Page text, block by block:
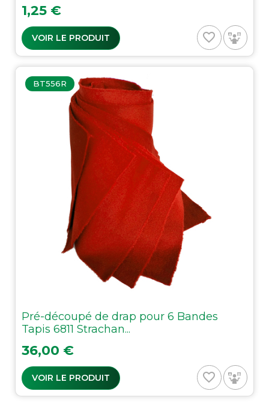
Prix
1,25 €
VOIR LE PRODUIT favorite_border
BT556R
Pré-découpé de drap pour 6 Bandes
Tapis 6811 Strachan...
Prix
36,00 €
VOIR LE PRODUIT favorite_border